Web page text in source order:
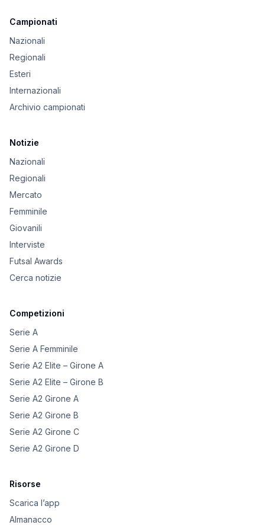
Campionati
Nazionali
Regionali
Esteri
Internazionali
Archivio campionati
Notizie
Nazionali
Regionali
Mercato
Femminile
Giovanili
Interviste
Futsal Awards
Cerca notizie
Competizioni
Serie A
Serie A Femminile
Serie A2 Elite – Girone A
Serie A2 Elite – Girone B
Serie A2 Girone A
Serie A2 Girone B
Serie A2 Girone C
Serie A2 Girone D
Risorse
Scarica l’app
Almanacco